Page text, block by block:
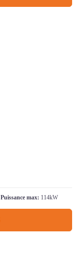
Puissance max: 114kW